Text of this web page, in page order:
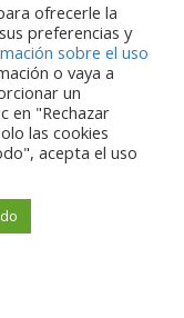
Sin
del autor o autores y
la Unión Europea ni
ofrecerle la
preferencias y
sobre el uso
o vaya a
un
en "Rechazar
las cookies
acepta el uso